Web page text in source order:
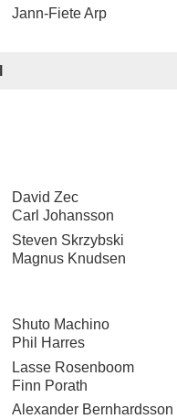
Jann-Fiete Arp
David Zec
Carl Johansson
Steven Skrzybski
Magnus Knudsen
Shuto Machino
Phil Harres
Lasse Rosenboom
Finn Porath
Alexander Bernhardsson